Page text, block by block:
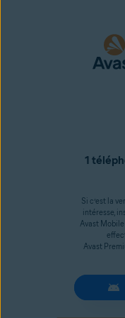
1
Si c’est la
intéresse,
Avast
Avast